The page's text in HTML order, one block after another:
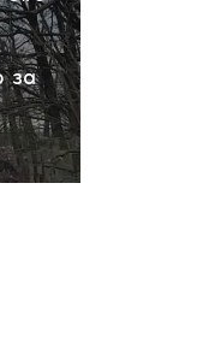
за